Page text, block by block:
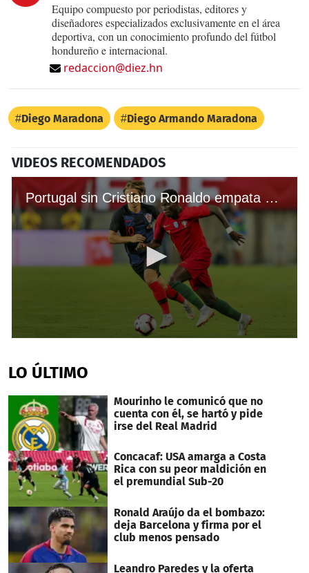
Equipo compuesto por periodistas, editores y
diseñadores especializados exclusivamente en el área
deportiva, con un conocimiento profundo del fútbol
hondureño e internacional.
redaccion@diez.hn
Diego Maradona Diego Armando Maradona
VIDEOS RECOMENDADOS
Portugal sin Cristiano Ronaldo empata ante Croacia
of
51
LO ÚLTIMO
Mourinho le comunicó que no
cuenta con él, se hartó y pide
irse del Real Madrid
Concacaf: USA amarga a Costa
Rica con su peor maldición en
el premundial Sub-20
Ronald Araújo da el bombazo:
deja Barcelona y firma por el
club menos pensado
Leandro Paredes y la oferta